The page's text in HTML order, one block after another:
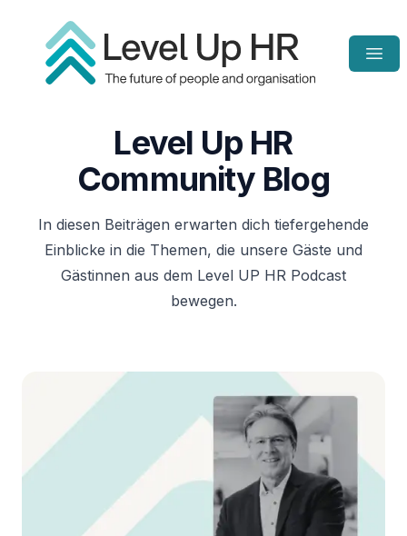
Level Up HR
Community Blog
In diesen Beiträgen erwarten dich tiefergehende
Einblicke in die Themen, die unsere Gäste und
Gästinnen aus dem Level UP HR Podcast
bewegen.